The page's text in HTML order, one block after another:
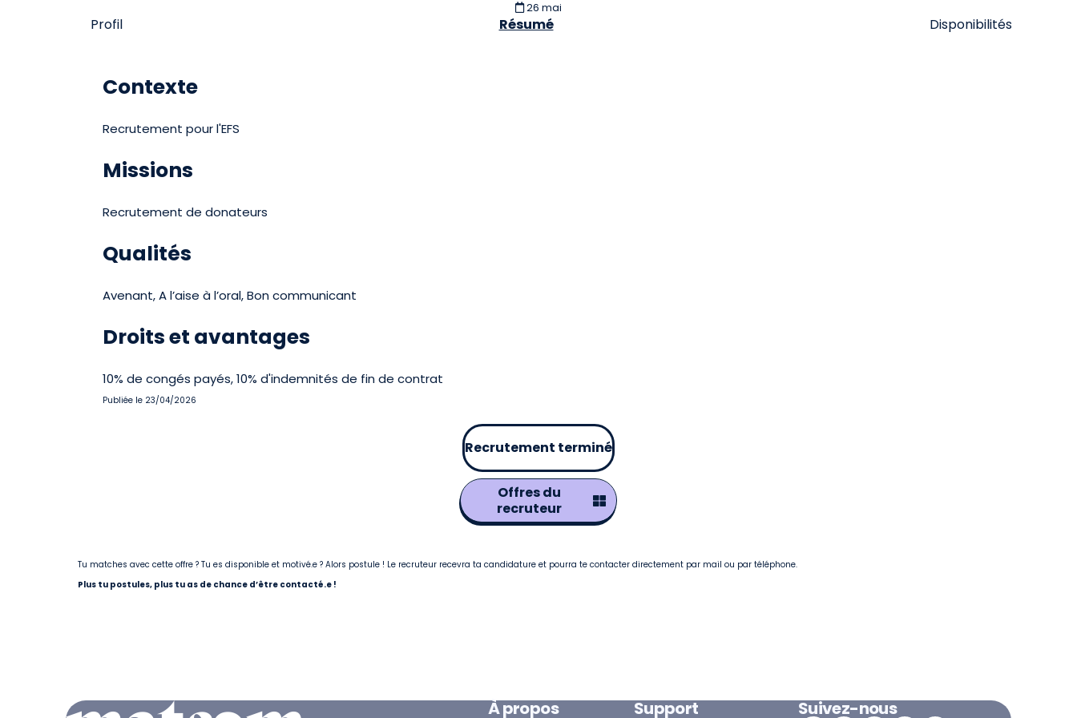
26 mai
Profil Résumé Disponibilités
Contexte
Recrutement pour l'EFS
Missions
Recrutement de donateurs
Qualités
Avenant, A l’aise à l’oral, Bon communicant
Droits et avantages
10% de congés payés, 10% d'indemnités de fin de contrat
Publiée le 23/04/2026
Recrutement terminé
Offres du
recruteur
Tu matches avec cette offre ? Tu es disponible et motivé.e ? Alors postule ! Le recruteur recevra ta candidature et pourra te contacter directement par mail ou par téléphone.
Plus tu postules, plus tu as de chance d’être contacté.e !
À propos Support Suivez-nous